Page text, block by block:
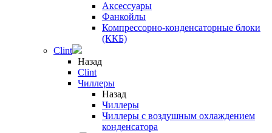
Аксессуары
Фанкойлы
Компрессорно-конденсаторные блоки
(ККБ)
Clint
Назад
Clint
Чиллеры
Назад
Чиллеры
Чиллеры с воздушным охлаждением
конденсатора